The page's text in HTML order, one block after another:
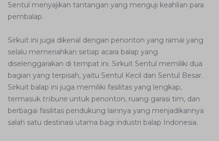
Sentul menyajikan tantangan yang menguji keahlian para
pembalap.
Sirkuit ini juga dikenal dengan penonton yang ramai yang
selalu memeriahkan setiap acara balap yang
diselenggarakan di tempat ini. Sirkuit Sentul memiliki dua
bagian yang terpisah, yaitu Sentul Kecil dan Sentul Besar.
Sirkuit balap ini juga memiliki fasilitas yang lengkap,
termasuk tribune untuk penonton, ruang garasi tim, dan
berbagai fasilitas pendukung lainnya yang menjadikannya
salah satu destinasi utama bagi industri balap Indonesia.